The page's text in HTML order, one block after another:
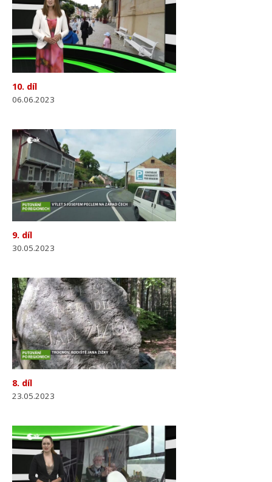
10. díl
06.06.2023
9. díl
30.05.2023
8. díl
23.05.2023